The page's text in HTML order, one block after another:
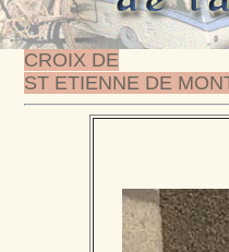
CROIX DE
ST ETIENNE DE